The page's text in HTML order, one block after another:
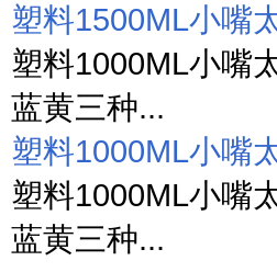
塑料1500ML小嘴
塑料1000ML小嘴
蓝黄三种...
塑料1000ML小嘴
塑料1000ML小嘴
蓝黄三种...